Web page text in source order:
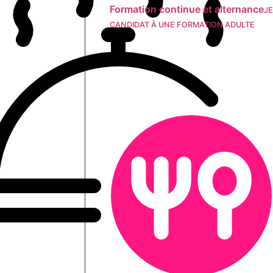
Formation continue et alternance
CANDIDAT À UNE FORMATION ADULTE